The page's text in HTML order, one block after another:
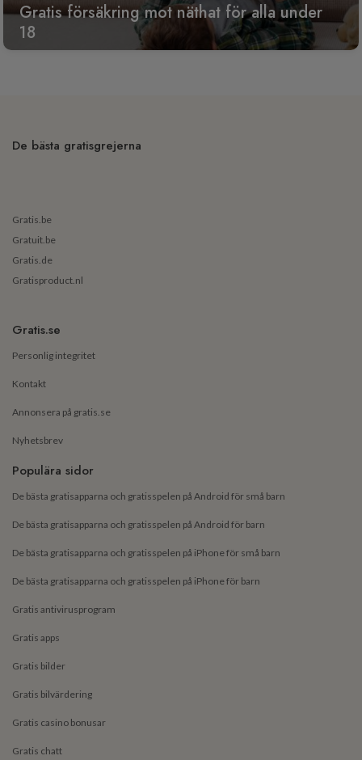
Gratis försäkring mot näthat för alla under
18
De bästa gratisgrejerna
Gratis.be
Gratuit.be
Gratis.de
Gratisproduct.nl
Gratis.se
Personlig integritet
Kontakt
Annonsera på gratis.se
Nyhetsbrev
Populära sidor
De bästa gratisapparna och gratisspelen på Android för små barn
De bästa gratisapparna och gratisspelen på Android för barn
De bästa gratisapparna och gratisspelen på iPhone för små barn
De bästa gratisapparna och gratisspelen på iPhone för barn
Gratis antivirusprogram
Gratis apps
Gratis bilder
Gratis bilvärdering
Gratis casino bonusar
Gratis chatt